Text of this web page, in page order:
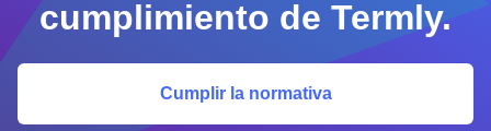
cumplimiento de Termly.
Cumplir la normativa